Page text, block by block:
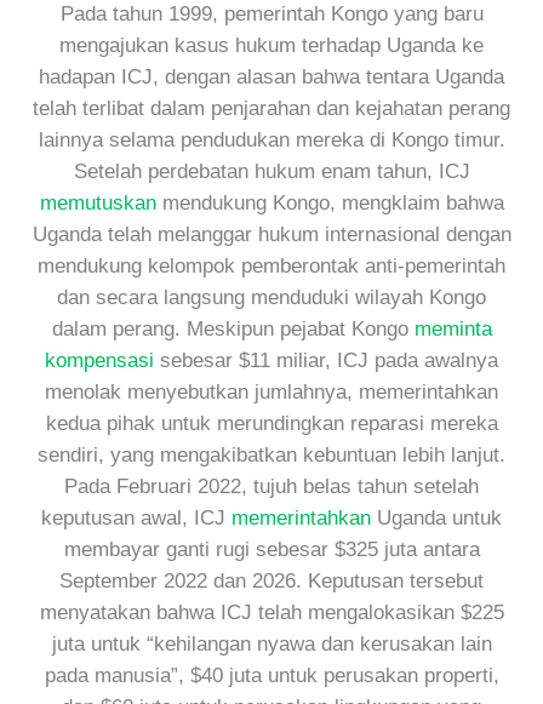
Pada tahun 1999, pemerintah Kongo yang baru
mengajukan kasus hukum terhadap Uganda ke
hadapan ICJ, dengan alasan bahwa tentara Uganda
telah terlibat dalam penjarahan dan kejahatan perang
lainnya selama pendudukan mereka di Kongo timur.
Setelah perdebatan hukum enam tahun, ICJ
memutuskanmendukung Kongo, mengklaim bahwa
Uganda telah melanggar hukum internasional dengan
mendukung kelompok pemberontak anti-pemerintah
dan secara langsung menduduki wilayah Kongo
dalam perang. Meskipun pejabat Kongo meminta
kompensasi sebesar $11 miliar, ICJ pada awalnya
menolak menyebutkan jumlahnya, memerintahkan
kedua pihak untuk merundingkan reparasi mereka
sendiri, yang mengakibatkan kebuntuan lebih lanjut.
Pada Februari 2022, tujuh belas tahun setelah
keputusan awal, ICJ memerintahkan Uganda untuk
membayar ganti rugi sebesar $325 juta antara
September 2022 dan 2026. Keputusan tersebut
menyatakan bahwa ICJ telah mengalokasikan $225
juta untuk “kehilangan nyawa dan kerusakan lain
pada manusia”, $40 juta untuk perusakan properti,